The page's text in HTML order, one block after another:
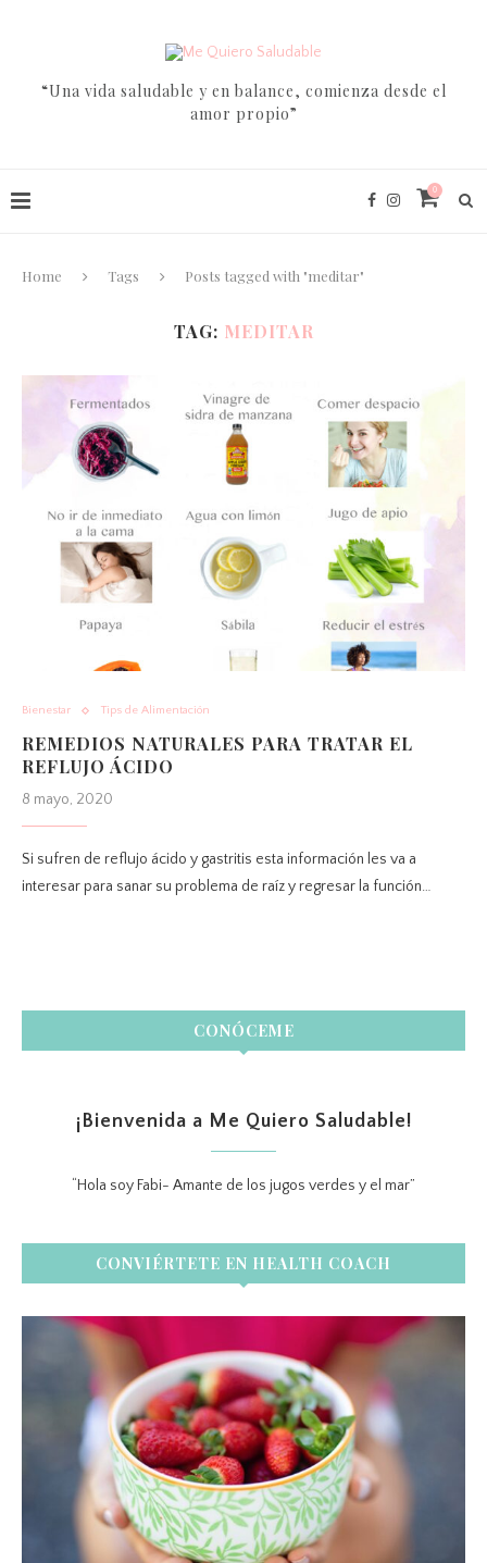
“Una vida saludable y en balance, comienza desde el
amor propio”
0
Home Tags Posts tagged with "meditar"
TAG: MEDITAR
Bienestar Tips de Alimentación
REMEDIOS NATURALES PARA TRATAR EL
REFLUJO ÁCIDO
8 mayo, 2020
Si sufren de reflujo ácido y gastritis esta información les va a
interesar para sanar su problema de raíz y regresar la función…
CONÓCEME
¡Bienvenida a Me Quiero Saludable!
“Hola soy Fabi- Amante de los jugos verdes y el mar”
CONVIÉRTETE EN HEALTH COACH